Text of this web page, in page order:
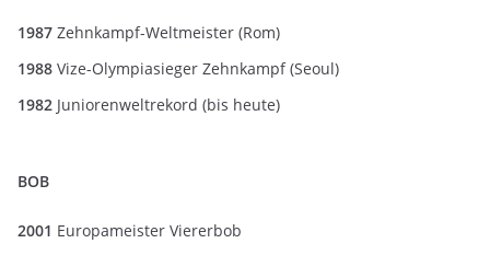
1987 Zehnkampf-Weltmeister (Rom)
1988 Vize-Olympiasieger Zehnkampf (Seoul)
1982 Juniorenweltrekord (bis heute)
BOB
2001 Europameister Viererbob